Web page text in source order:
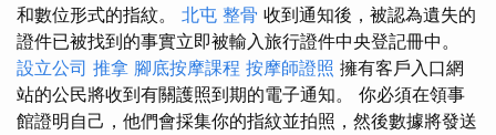
和數位形式的指紋。 北屯 整骨 收到通知後，被認為遺失的
證件已被找到的事實立即被輸入旅行證件中央登記冊中。
設立公司 推拿 腳底按摩課程 按摩師證照 擁有客戶入口網
站的公民將收到有關護照到期的電子通知。 你必須在領事
館證明自己，他們會採集你的指紋並拍照，然後數據將發送